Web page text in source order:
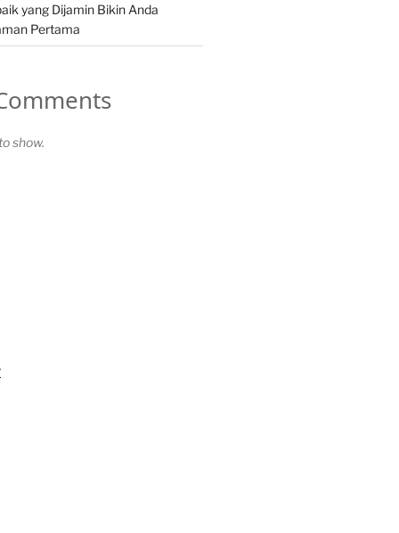
yang Dijamin Bikin Anda
Pertama
show.